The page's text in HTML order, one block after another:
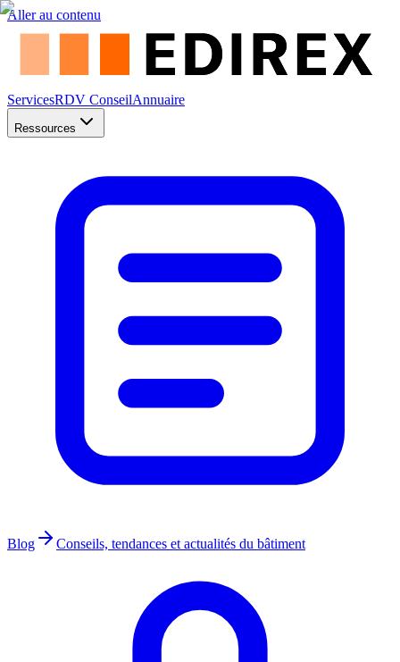
Aller au contenu
ServicesRDV ConseilAnnuaire
Ressources
Blog Conseils, tendances et actualités du bâtiment